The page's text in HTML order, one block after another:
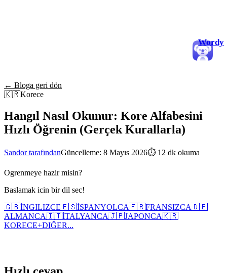
Wordy
← Bloga geri dön
🇰🇷Korece
Hangıl Nasıl Okunur: Kore Alfabesini
Hızlı Öğrenin (Gerçek Kurallarla)
Sandor tarafındanGüncelleme: 8 Mayıs 2026⏱ 12 dk okuma
Ogrenmeye hazir misin?
Baslamak icin bir dil sec!
🇬🇧İNGILIZCE🇪🇸İSPANYOLCA🇫🇷FRANSIZCA🇩🇪
ALMANCA🇮🇹İTALYANCA🇯🇵JAPONCA🇰🇷
KORECE+DIĞER...